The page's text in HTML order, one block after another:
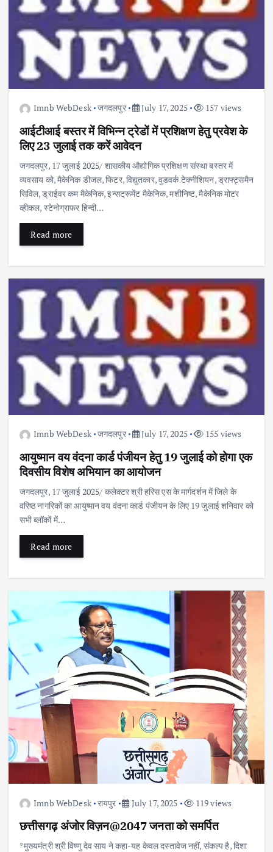
Imnb WebDesk जगदलपुर July 17, 2025 157 views
आईटीआई बस्तर में विभिन्न ट्रेडों में प्रशिक्षण हेतु प्रवेश के
लिए 23 जुलाई तक करें आवेदन
जगदलपुर, 17 जुलाई 2025/ शासकीय औद्योगिक प्रशिक्षण संस्था बस्तर में
व्यवसाय को, मैकेनिक डीजल, फिटर, विद्युतकार, वुडवर्क टेक्नीशियन, ड्राफ्ट्समैन
सिविल, ड्राईवर कम मैकेनिक, इन्सट्रूमेंट मैकेनिक, मशीनिष्ट, मैकेनिक मोटर
व्हीकल, स्टेनोग्राफर हिन्दी…
Read more
Imnb WebDesk जगदलपुर July 17, 2025 155 views
आयुष्मान वय वंदना कार्ड पंजीयन हेतु 19 जुलाई को होगा एक
दिवसीय विशेष अभियान का आयोजन
जगदलपुर, 17 जुलाई 2025/ कलेक्टर श्री हरिस एस के मार्गदर्शन में जिले के
वरिष्ठ नागरिकों का आयुष्मान वय वंदना कार्ड पंजीयन के लिए 19 जुलाई शनिवार को
सभी ब्लॉकों में…
Read more
Imnb WebDesk रायपुर July 17, 2025 119 views
छत्तीसगढ़ अंजोर विज़न@2047 जनता को समर्पित
*मुख्यमंत्री श्री विष्णु देव साय ने कहा-यह केवल दस्तावेज नहीं, संकल्प है, दिशा